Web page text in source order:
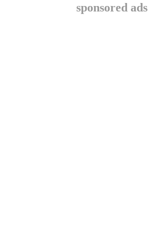
sponsored ads